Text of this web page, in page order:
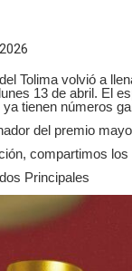
Tolima volvió a
13 de abril. El
tienen números
del premio
compartimos
Principales